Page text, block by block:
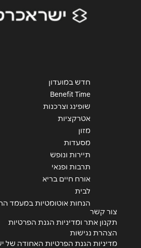
חדש במועדון
Benefit Time
שופינג וצרכנות
אטרקציות
מזון
מסעדות
תיירות ונופש
תרבות ופנאי
אורח חיים בריא
לבית
הנחות אוטומטיות במעמד
צור קשר
תקנון אתר ומדיניות הגנת הפרטיות
הצהרת נגישות
מדיניות הגנת הפרטיות האחודה של